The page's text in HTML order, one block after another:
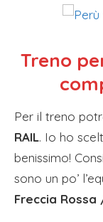
Treno
Per il treno
RAIL. Io ho
benissimo!
sono un po’
Freccia Rossa